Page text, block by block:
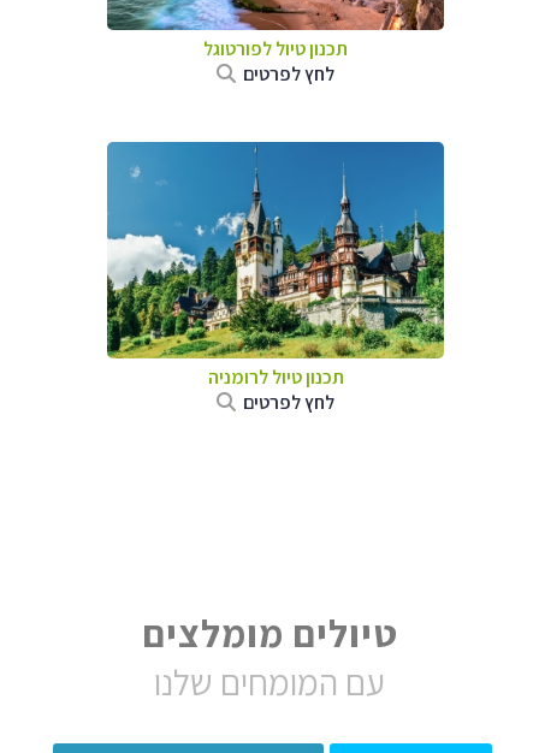
תכנון טיול לפורטוגל
לחץ לפרטים
תכנון טיול לרומניה
לחץ לפרטים
טיולים מומלצים
עם המומחים שלנו